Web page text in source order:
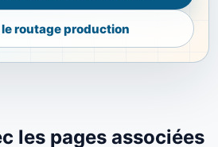
routage production
les pages associées